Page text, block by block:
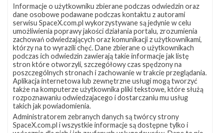
po starcie booster ma wylądować na autonomicznej
platformie OCISLY ustawionej na Oceanie Atlantyckim
około 620 km od miejsca startu.
Tym razem spodziewane jest również odzyskanie
aerodynamicznych osłon ładunku. Nie zostanie do tego
jednak wykorzystanystatek Mr. Steven, który został
zmodyfikowany tak, aby łapać w sieć spadające na
spadochronach osłony. Zamiast tego owiewki mają
zostać wyłowione z wody na pokład statków GO
Informacje o użytkowniku zbierane podczas odwiedzin oraz
dane osobowe podawane podczas kontaktu z autorami
serwisu SpaceX.com.pl wykorzystywane są jedynie w celu
umożliwienia poprawy jakości działania portalu, zrozumienia
zachowań odwiedzających oraz komunikacji z użytkownikami,
którzy na to wyrazili chęć. Dane zbierane o użytkownikach
podczas ich odwiedzin zawierają takie informacje jak listę
stron które otworzyli, szczegółowy czas spędzony na
poszczególnych stronach i zachowanie w trakcie przeglądania.
Aplikacja internetowa lub zewnętrzne usługi mogą tworzyć
także na komputerze użytkownika pliki tekstowe, które służą
rozpoznawaniu odwiedzajacego i dostarczaniu mu usług
takich jak powiadomienia.
Administratorem zebranych danych są twórcy strony
SpaceX.com.pl i wszystkie informacje są dostępne tylko i